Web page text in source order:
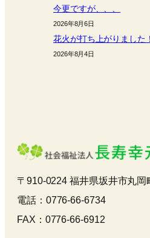
今更ですが、、、
2026年8月6日
花火が打ち上がりました
2026年8月4日
〒910-0224 福井県坂井市丸岡
電話：0776-66-6734
FAX：0776-66-6912